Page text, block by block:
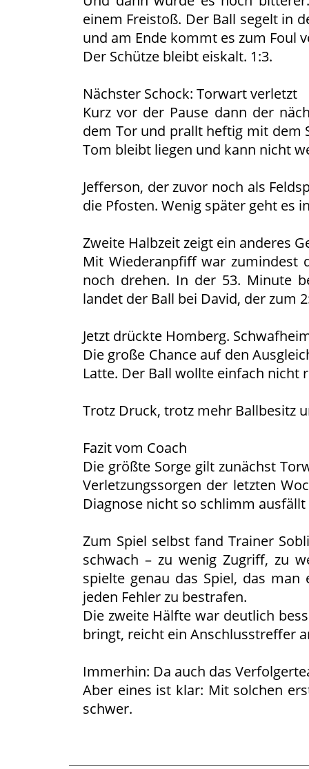
einem Freistoß. Der Ball segelt in
und am Ende kommt es zum Foul
Der Schütze bleibt eiskalt. 1:3.
Nächster Schock: Torwart verletzt
Kurz vor der Pause dann der
dem Tor und prallt heftig mit dem
Tom bleibt liegen und kann nicht
Jefferson, der zuvor noch als
die Pfosten. Wenig später geht es
Zweite Halbzeit zeigt ein anderes
Mit Wiederanpfiff war zumindest
noch drehen. In der 53. Minute
landet der Ball bei David, der zum
Jetzt drückte Homberg.
Die große Chance auf den
Latte. Der Ball wollte einfach nicht
Trotz Druck, trotz mehr Ballbesitz
Fazit vom Coach
Die größte Sorge gilt zunächst
Verletzungssorgen der letzten
Diagnose nicht so schlimm
Zum Spiel selbst fand Trainer
schwach – zu wenig Zugriff, zu
spielte genau das Spiel, das
jeden Fehler zu bestrafen.
Die zweite Hälfte war deutlich
bringt, reicht ein Anschlusstreffer
Immerhin: Da auch das
Aber eines ist klar: Mit solchen
schwer.